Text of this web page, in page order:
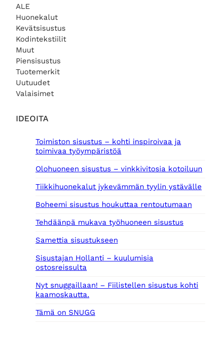
ALE
Huonekalut
Kevätsisustus
Kodintekstiilit
Muut
Piensisustus
Tuotemerkit
Uutuudet
Valaisimet
IDEOITA
Toimiston sisustus – kohti inspiroivaa ja
toimivaa työympäristöä
Olohuoneen sisustus – vinkkivitosia kotoiluun
Tiikkihuonekalut jykevämmän tyylin ystävälle
Boheemi sisustus houkuttaa rentoutumaan
Tehdäänpä mukava työhuoneen sisustus
Samettia sisustukseen
Sisustajan Hollanti – kuulumisia
ostosreissulta
Nyt snuggaillaan! – Fiilistellen sisustus kohti
kaamoskautta.
Tämä on SNUGG